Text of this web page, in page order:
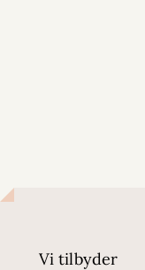
Vi tilbyder